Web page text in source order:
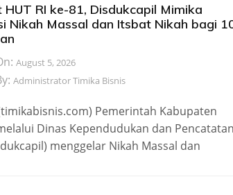
HUT RI ke-81, Disdukcapil Mimika
Nikah Massal dan Itsbat Nikah bagi
August 5, 2026
Administrator Timika Bisnis
Pemerintah Kabupaten
Dinas Kependudukan dan
menggelar Nikah Massal dan